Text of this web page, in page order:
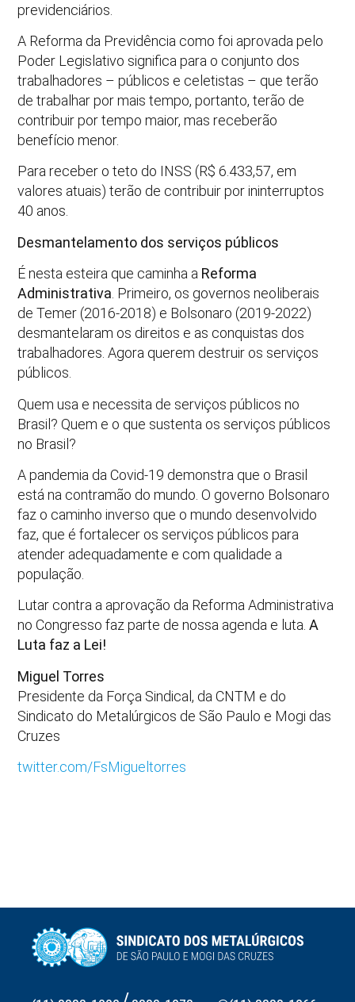
previdenciários.
A Reforma da Previdência como foi aprovada pelo
Poder Legislativo significa para o conjunto dos
trabalhadores – públicos e celetistas – que terão
de trabalhar por mais tempo, portanto, terão de
contribuir por tempo maior, mas receberão
benefício menor.
Para receber o teto do INSS (R$ 6.433,57, em
valores atuais) terão de contribuir por ininterruptos
40 anos.
Desmantelamento dos serviços públicos
É nesta esteira que caminha a Reforma
Administrativa. Primeiro, os governos neoliberais
de Temer (2016-2018) e Bolsonaro (2019-2022)
desmantelaram os direitos e as conquistas dos
trabalhadores. Agora querem destruir os serviços
públicos.
Quem usa e necessita de serviços públicos no
Brasil? Quem e o que sustenta os serviços públicos
no Brasil?
A pandemia da Covid-19 demonstra que o Brasil
está na contramão do mundo. O governo Bolsonaro
faz o caminho inverso que o mundo desenvolvido
faz, que é fortalecer os serviços públicos para
atender adequadamente e com qualidade a
população.
Lutar contra a aprovação da Reforma Administrativa
no Congresso faz parte de nossa agenda e luta.A
Luta faz a Lei!
Miguel Torres
Presidente da Força Sindical, da CNTM e do
Sindicato do Metalúrgicos de São Paulo e Mogi das
Cruzes
twitter.com/FsMigueltorres
/